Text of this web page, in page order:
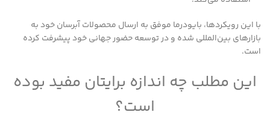
با این رویکردها، بایودرما موفق به ارسال محصولات آبرسان خود به
بازارهای بین‌المللی شده و در توسعه حضور جهانی خود پیشرفت کرده
است.
این مطلب چه اندازه برایتان مفید بوده
است؟